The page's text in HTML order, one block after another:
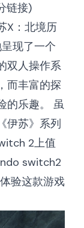
链接)
X：北境历
现了一个
双人操作系
而丰富的探
的乐趣。 虽
伊苏》系列
2上值
switch2
验这款游戏